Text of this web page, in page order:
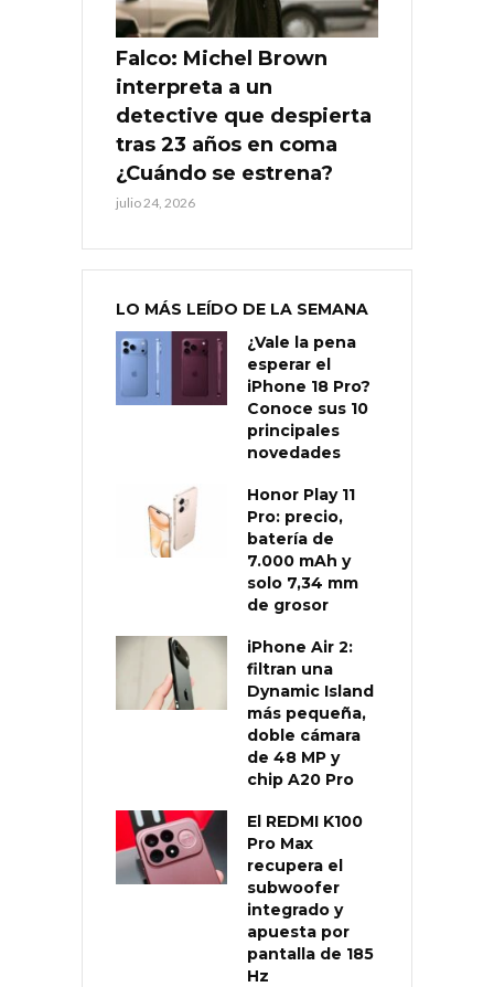
Falco: Michel Brown
interpreta a un
detective que despierta
tras 23 años en coma
¿Cuándo se estrena?
julio 24, 2026
LO MÁS LEÍDO DE LA SEMANA
¿Vale la pena
esperar el
iPhone 18 Pro?
Conoce sus 10
principales
novedades
Honor Play 11
Pro: precio,
batería de
7.000 mAh y
solo 7,34 mm
de grosor
iPhone Air 2:
filtran una
Dynamic Island
más pequeña,
doble cámara
de 48 MP y
chip A20 Pro
El REDMI K100
Pro Max
recupera el
subwoofer
integrado y
apuesta por
pantalla de 185
Hz